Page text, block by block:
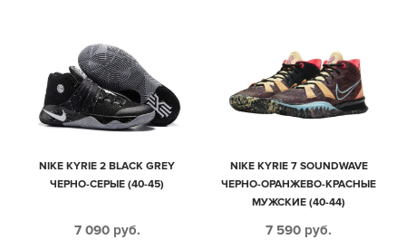
NIKE KYRIE 2 BLACK GREY
ЧЕРНО-СЕРЫЕ (40-45)
7 090 руб.
NIKE KYRIE 7 SOUNDWAVE
ЧЕРНО-ОРАНЖЕВО-КРАСНЫЕ
МУЖСКИЕ (40-44)
7 590 руб.